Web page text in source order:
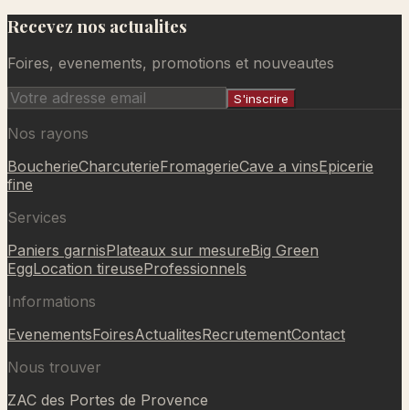
Ajouté au panier
Recevez nos actualites
Foires, evenements, promotions et nouveautes
S'inscrire
Nos rayons
BoucherieCharcuterieFromagerieCave a vinsEpicerie
fine
Services
Paniers garnisPlateaux sur mesureBig Green
EggLocation tireuseProfessionnels
Informations
EvenementsFoiresActualitesRecrutementContact
Nous trouver
ZAC des Portes de Provence